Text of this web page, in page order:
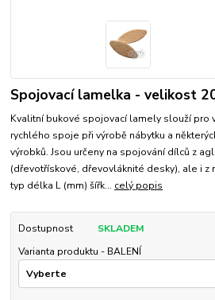
Spojovací lamelka - velikost
Kvalitní bukové spojovací lamely slouží pro
rychlého spoje při výrobě nábytku a
výrobků. Jsou určeny na spojování dílců z
(dřevotřískové, dřevovláknité desky), ale i z
typ délka L (mm) šířk... celý popis
Dostupnost
SKLADEM
Varianta produktu - BALENÍ